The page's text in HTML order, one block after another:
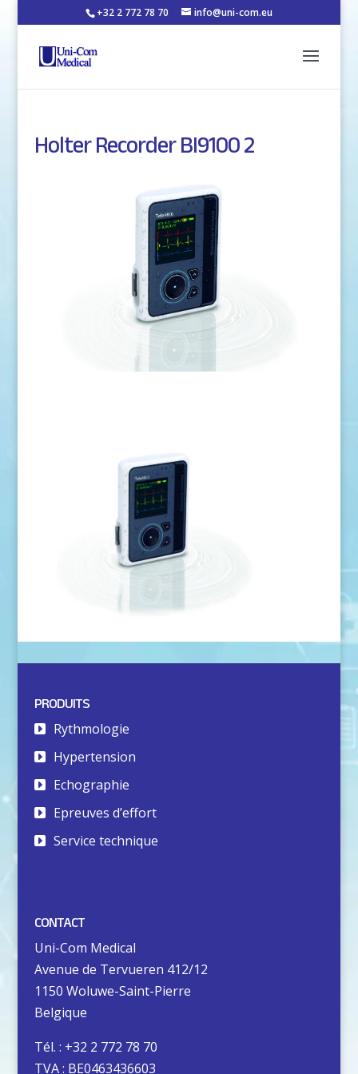
+32 2 772 78 70 info@uni-com.eu
Holter Recorder BI9100 2
PRODUITS
Rythmologie
Hypertension
Echographie
Epreuves d’effort
Service technique
CONTACT
Uni-Com Medical
Avenue de Tervueren 412/12
1150 Woluwe-Saint-Pierre
Belgique
Tél. : +32 2 772 78 70
TVA : BE0463436603